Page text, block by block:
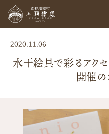
HOME
オンラインショップ
絵具
最新情報
読み物
2020.11.06
水干絵具で彩るアクセ
開催